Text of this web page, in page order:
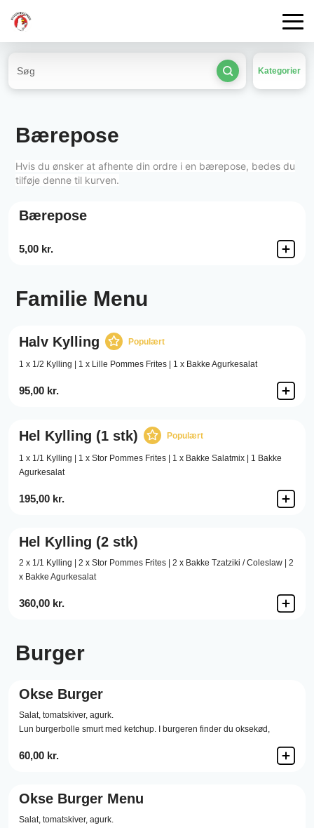
Kategorier
Bærepose
Hvis du ønsker at afhente din ordre i en bærepose, bedes du
tilføje denne til kurven.
Bærepose
5,00 kr.
Familie Menu
Halv Kylling Populært
1 x 1/2 Kylling | 1 x Lille Pommes Frites | 1 x Bakke Agurkesalat
95,00 kr.
Hel Kylling (1 stk) Populært
1 x 1/1 Kylling | 1 x Stor Pommes Frites | 1 x Bakke Salatmix | 1 Bakke
Agurkesalat
195,00 kr.
Hel Kylling (2 stk)
2 x 1/1 Kylling | 2 x Stor Pommes Frites | 2 x Bakke Tzatziki / Coleslaw | 2
x Bakke Agurkesalat
360,00 kr.
Burger
Okse Burger
Salat, tomatskiver, agurk.
Lun burgerbolle smurt med ketchup. I burgeren finder du oksekød,
60,00 kr.
Okse Burger Menu
Salat, tomatskiver, agurk.